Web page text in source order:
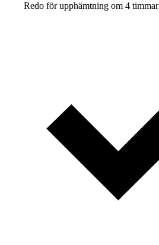
Redo för upphämtning om 4 timmar